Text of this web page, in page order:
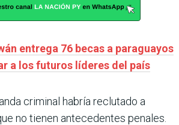
entrega 76 becas a paraguayos
a los futuros líderes del país
criminal habría reclutado a
no tienen antecedentes penales.